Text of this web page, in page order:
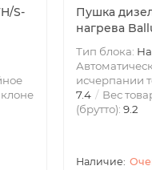
S-
Пушка
нагрева
Тип блока:
исчерпании
7.4
Вес
(брутто): 9.2